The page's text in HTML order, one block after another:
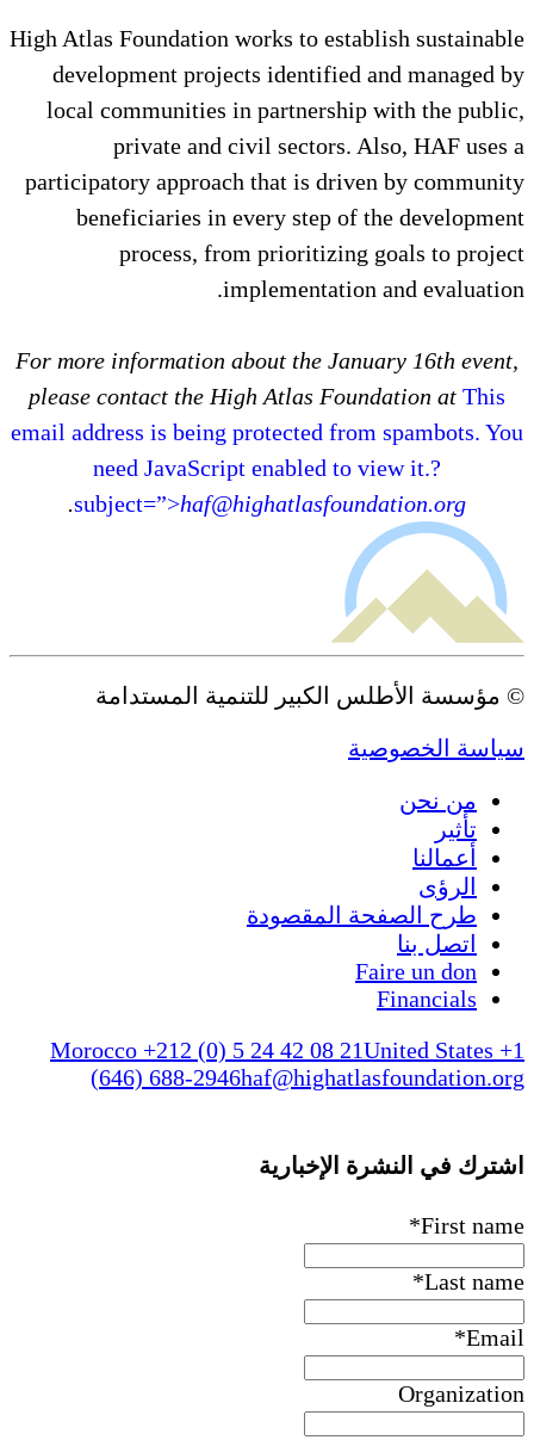
High Atlas Foundation works to establish sustainable
development projects identified and managed by
local communities in partnership with the public,
private and civil sectors. Also, HAF uses a
participatory approach that is driven by community
beneficiaries in every step of the development
process, from prioritizing goals to project
implementation and evaluation.
For more information about the January 16th event,
please contact the High Atlas Foundation at This
email address is being protected from spambots. You
need JavaScript enabled to view it.?
subject=”>haf@highatlasfoundation.org
.
© مؤسسة الأطلس الكبير للتنمية المستدامة
سياسة الخصوصية
من نحن
تأثير
أعمالنا
الرؤى
طرح الصفحة المقصودة
اتصل بنا
Faire un don
Financials
Morocco +212 (0) 5 24 42 08 21United States +1
(646) 688-2946haf@highatlasfoundation.org
اشترك في النشرة الإخبارية
First name
*
Last name
*
Email
*
Organization